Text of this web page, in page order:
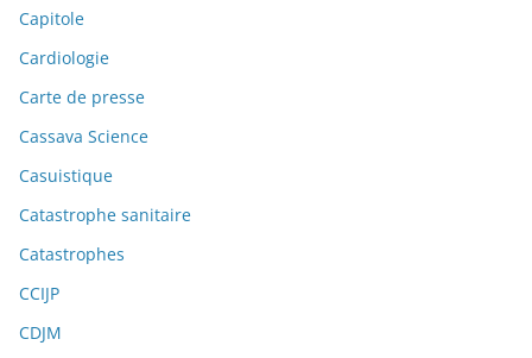
Capitole
Cardiologie
Carte de presse
Cassava Science
Casuistique
Catastrophe sanitaire
Catastrophes
CCIJP
CDJM